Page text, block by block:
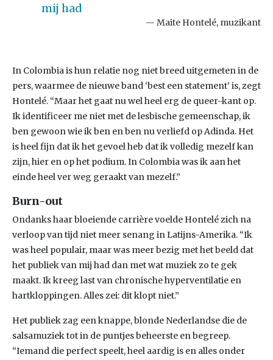
mij had
Maite Hontelé, muzikant
In Colombia is hun relatie nog niet breed uitgemeten in de
pers, waarmee de nieuwe band ‘best een statement’ is, zegt
Hontelé. “Maar het gaat nu wel heel erg de queer-kant op.
Ik identificeer me niet met de lesbische gemeenschap, ik
ben gewoon wie ik ben en ben nu verliefd op Adinda. Het
is heel fijn dat ik het gevoel heb dat ik volledig mezelf kan
zijn, hier en op het podium. In Colombia was ik aan het
einde heel ver weg geraakt van mezelf.”
Burn-out
Ondanks haar bloeiende carrière voelde Hontelé zich na
verloop van tijd niet meer senang in Latijns-Amerika. “Ik
was heel populair, maar was meer bezig met het beeld dat
het publiek van mij had dan met wat muziek zo te gek
maakt. Ik kreeg last van chronische hyperventilatie en
hartkloppingen. Alles zei: dit klopt niet.”
Het publiek zag een knappe, blonde Nederlandse die de
salsamuziek tot in de puntjes beheerste en begreep.
“Iemand die perfect speelt, heel aardig is en alles onder